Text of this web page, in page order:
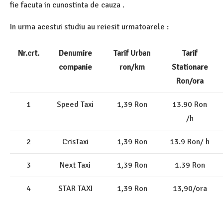
fie facuta in cunostinta de cauza .
In urma acestui studiu au reiesit urmatoarele :
Nr.crt.
Denumire
companie
Tarif Urban
ron/km
Tarif
Stationare
Ron/ora
1 Speed Taxi 1,39 Ron
13.90 Ron
/h
2 CrisTaxi 1,39 Ron 13.9 Ron/ h
3 Next Taxi 1,39 Ron 1.39 Ron
4 STAR TAXI 1,39 Ron 13,90/ora